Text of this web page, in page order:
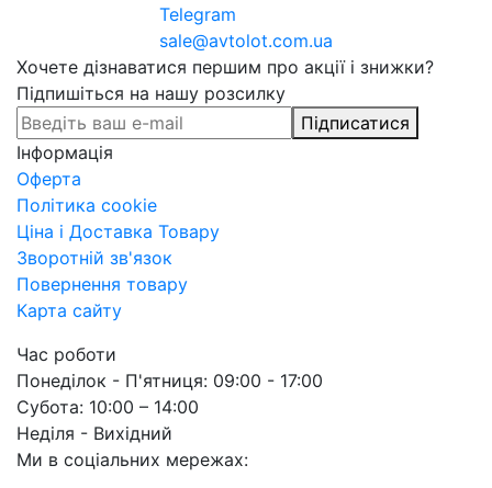
Telegram
sale@avtolot.com.ua
Хочете дізнаватися першим про акції і знижки?
Підпишіться на нашу розсилку
Підписатися
Інформація
Оферта
Політика cookie
Ціна і Доставка Товару
Зворотній зв'язок
Повернення товару
Карта сайту
Час роботи
Понеділок - П'ятниця: 09:00 - 17:00
Субота: 10:00 – 14:00
Неділя - Вихідний
Ми в соціальних мережах: